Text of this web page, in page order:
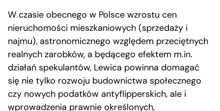
W czasie obecnego w Polsce wzrostu cen
nieruchomości mieszkaniowych (sprzedaży i
najmu), astronomicznego względem przeciętnych
realnych zarobków, a będącego efektem m.in.
działań spekulantów, Lewica powinna domagać
się nie tylko rozwoju budownictwa społecznego
czy nowych podatków antyflipperskich, ale i
wprowadzenia prawnie określonych,